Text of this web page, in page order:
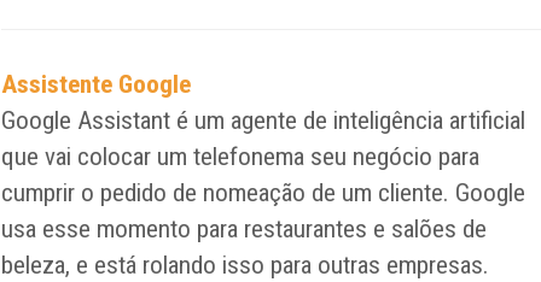
Assistente Google
Google Assistant é um agente de inteligência artificial
que vai colocar um telefonema seu negócio para
cumprir o pedido de nomeação de um cliente. Google
usa esse momento para restaurantes e salões de
beleza, e está rolando isso para outras empresas.